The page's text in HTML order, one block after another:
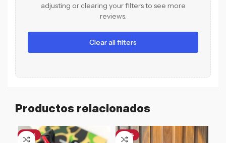
adjusting or clearing your filters to see more
reviews.
Clear all filters
Productos relacionados
-61% -47%